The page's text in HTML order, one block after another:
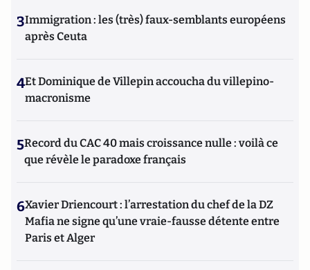
3Immigration : les (très) faux-semblants européens
après Ceuta
4Et Dominique de Villepin accoucha du villepino-
macronisme
5Record du CAC 40 mais croissance nulle : voilà ce
que révèle le paradoxe français
6Xavier Driencourt : l’arrestation du chef de la DZ
Mafia ne signe qu’une vraie-fausse détente entre
Paris et Alger